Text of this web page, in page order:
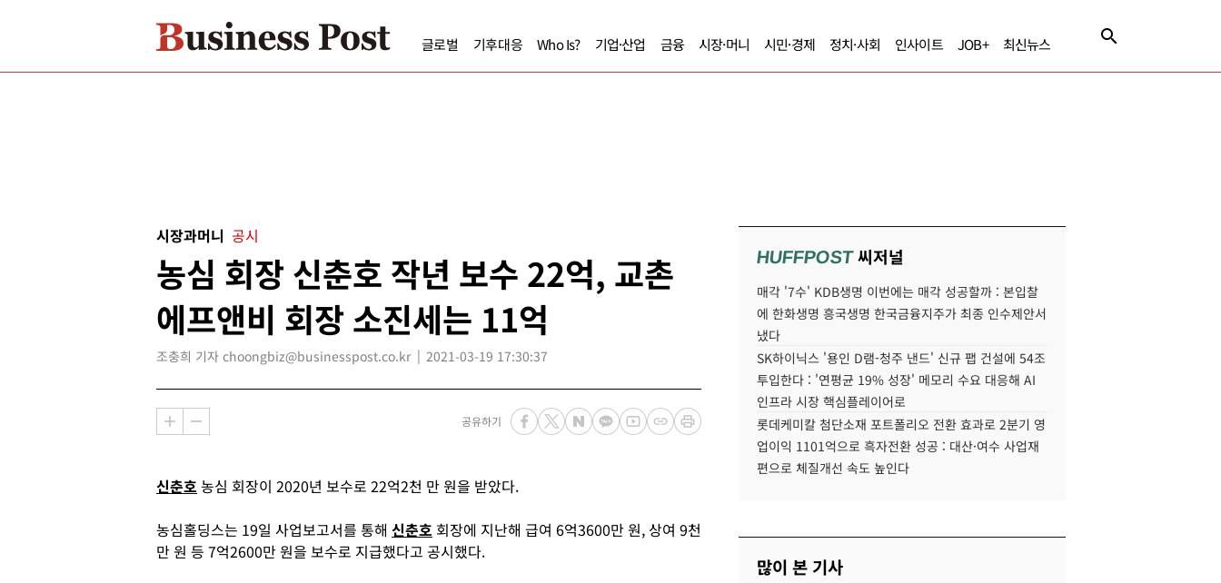
글로벌 기후대응 Who Is? 기업·산업 금융 시장·머니 시민·경제 정치·사회 인사이트 JOB+ 최신뉴스
시장과머니 공시
농심 회장 신춘호 작년 보수 22억, 교촌
에프앤비 회장 소진세는 11억
조충희 기자 choongbiz@businesspost.co.kr 2021-03-19 17:30:37
공유하기
신춘호 농심 회장이 2020년 보수로 22억2천 만 원을 받았다.
농심홀딩스는 19일 사업보고서를 통해 신춘호 회장에 지난해 급여 6억3600만 원, 상여 9천
만 원 등 7억2600만 원을 보수로 지급했다고 공시했다.
HUFFPOST씨저널
매각 '7수' KDB생명 이번에는 매각 성공할까 : 본입찰
에 한화생명 흥국생명 한국금융지주가 최종 인수제안서
냈다
SK하이닉스 '용인 D램-청주 낸드' 신규 팹 건설에 54조
투입한다 : '연평균 19% 성장' 메모리 수요 대응해 AI
인프라 시장 핵심플레이어로
롯데케미칼 첨단소재 포트폴리오 전환 효과로 2분기 영
업이익 1101억으로 흑자전환 성공 : 대산·여수 사업재
편으로 체질개선 속도 높인다
많이 본 기사